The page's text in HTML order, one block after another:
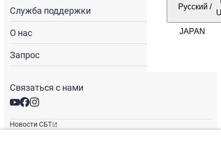
Русский /
Служба поддержки
О нас
Запрос
Связаться с нами
Новости СБТ